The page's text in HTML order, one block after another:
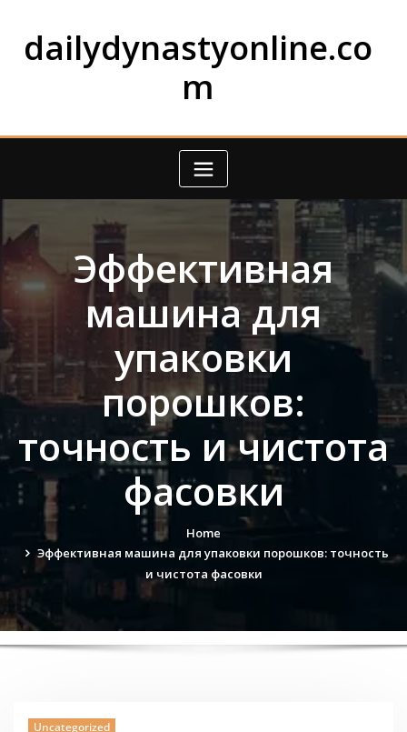
contentdailydynastyonline.co
m
Эффективная
машина для
упаковки
порошков:
точность и чистота
фасовки
Home
Эффективная машина для упаковки порошков: точность
и чистота фасовки
Uncategorized